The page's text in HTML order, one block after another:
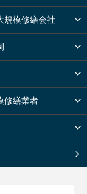
規模修繕会社
修繕業者